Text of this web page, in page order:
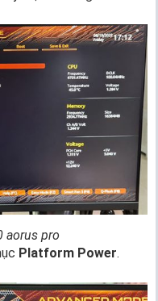
aorus pro
Platform Power.